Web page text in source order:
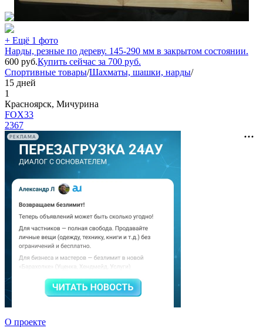
+ Ещё 1 фото
Нарды, резные по дереву. 145-290 мм в закрытом состоянии.
600 руб.Купить сейчас за 700 руб.
Спортивные товары/Шахматы, шашки, нарды/
15 дней
1
Красноярск, Мичурина
FOX33
2367
РЕКЛАМА
О проекте